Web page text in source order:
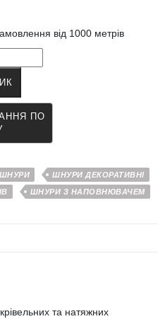
від 1000 метрів
ШНУРИ ДЕКОРАТИВНІ
ШНУРИ З НАПОВНЮВАЧЕМ
та натяжних